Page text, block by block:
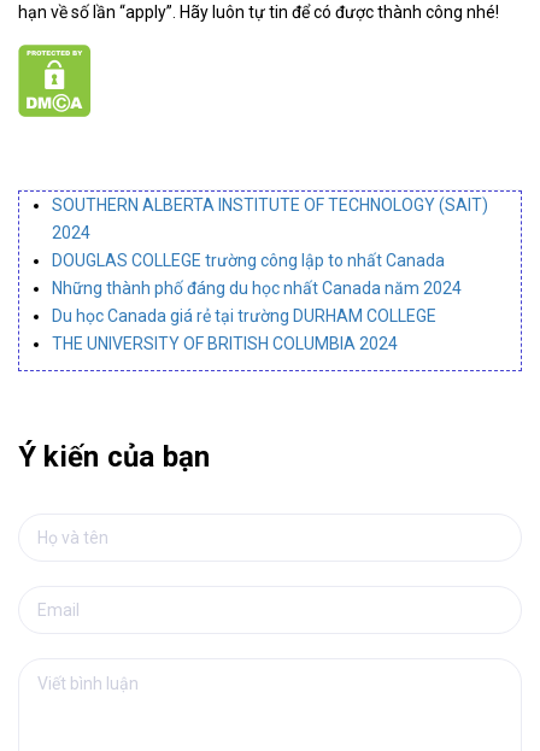
hạn về số lần “apply”. Hãy luôn tự tin để có được thành công nhé!
SOUTHERN ALBERTA INSTITUTE OF TECHNOLOGY (SAIT)
2024
DOUGLAS COLLEGE trường công lập to nhất Canada
Những thành phố đáng du học nhất Canada năm 2024
Du học Canada giá rẻ tại trường DURHAM COLLEGE
THE UNIVERSITY OF BRITISH COLUMBIA 2024
Ý kiến của bạn